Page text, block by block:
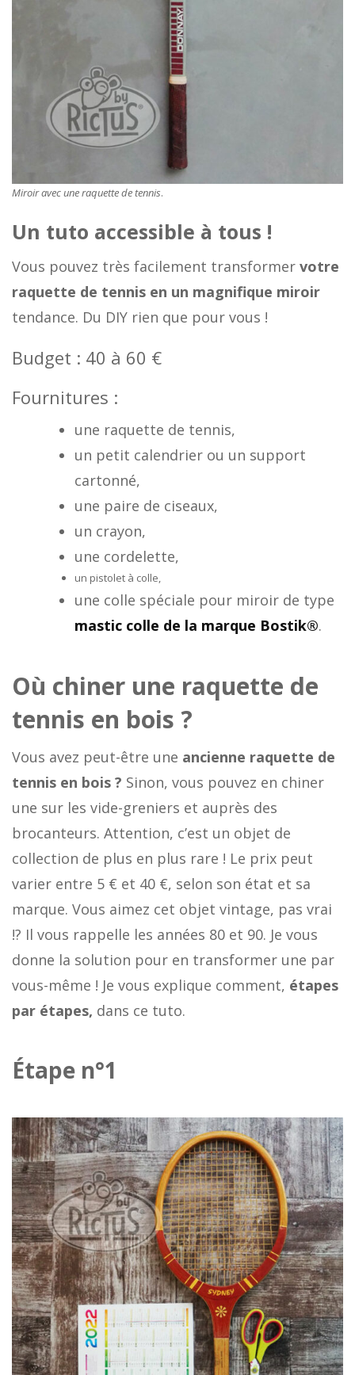
Miroir avec une raquette de tennis.
Un tuto accessible à tous !
Vous pouvez très facilement transformer votre
raquette de tennis en un magnifique miroir
tendance. Du DIY rien que pour vous !
Budget : 40 à 60 €
Fournitures :
une raquette de tennis,
un petit calendrier ou un support
cartonné,
une paire de ciseaux,
un crayon,
une cordelette,
un pistolet à colle,
une colle spéciale pour miroir de type
mastic colle de la marque Bostik®.
Où chiner une raquette de
tennis en bois ?
Vous avez peut-être une ancienne raquette de
tennis en bois ? Sinon, vous pouvez en chiner
une sur les vide-greniers et auprès des
brocanteurs. Attention, c’est un objet de
collection de plus en plus rare ! Le prix peut
varier entre 5 € et 40 €, selon son état et sa
marque. Vous aimez cet objet vintage, pas vrai
!? Il vous rappelle les années 80 et 90. Je vous
donne la solution pour en transformer une par
vous-même ! Je vous explique comment, étapes
par étapes, dans ce tuto.
Étape n°1